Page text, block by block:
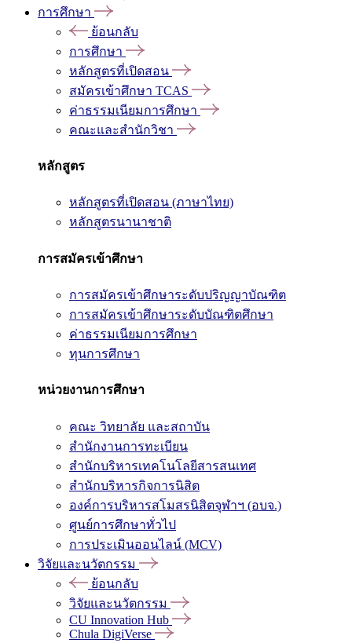
การศึกษา
ย้อนกลับ
การศึกษา
หลักสูตรที่เปิดสอน
สมัครเข้าศึกษา TCAS
ค่าธรรมเนียมการศึกษา
คณะและสำนักวิชา
หลักสูตร
หลักสูตรที่เปิดสอน (ภาษาไทย)
หลักสูตรนานาชาติ
การสมัครเข้าศึกษา
การสมัครเข้าศึกษาระดับปริญญาบัณฑิต
การสมัครเข้าศึกษาระดับบัณฑิตศึกษา
ค่าธรรมเนียมการศึกษา
ทุนการศึกษา
หน่วยงานการศึกษา
คณะ วิทยาลัย และสถาบัน
สำนักงานการทะเบียน
สำนักบริหารเทคโนโลยีสารสนเทศ
สำนักบริหารกิจการนิสิต
องค์การบริหารสโมสรนิสิตจุฬาฯ (อบจ.)
ศูนย์การศึกษาทั่วไป
การประเมินออนไลน์ (MCV)
วิจัยและนวัตกรรม
ย้อนกลับ
วิจัยและนวัตกรรม
CU Innovation Hub
Chula DigiVerse